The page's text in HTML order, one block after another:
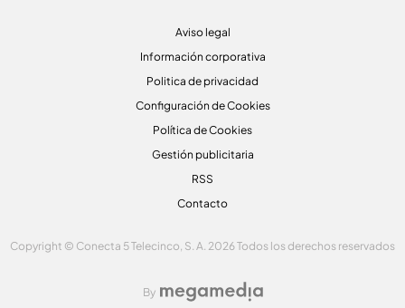
Aviso legal
Información corporativa
Politica de privacidad
Configuración de Cookies
Política de Cookies
Gestión publicitaria
RSS
Contacto
Copyright © Conecta 5 Telecinco, S. A. 2026 Todos los derechos reservados
By